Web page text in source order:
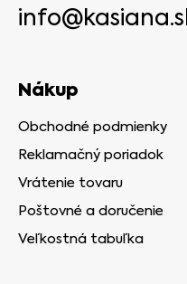
Nákup
Obchodné podmienky
Reklamačný poriadok
Vrátenie tovaru
Poštovné a doručenie
Veľkostná tabuľka